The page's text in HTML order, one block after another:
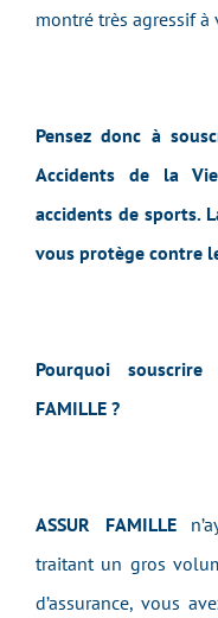
montré très agressif à
Pensez donc à
Accidents de la
accidents de sports.
vous protège contre
Pourquoi
FAMILLE ?
ASSUR FAMILLE
traitant un gros
d’assurance, vous